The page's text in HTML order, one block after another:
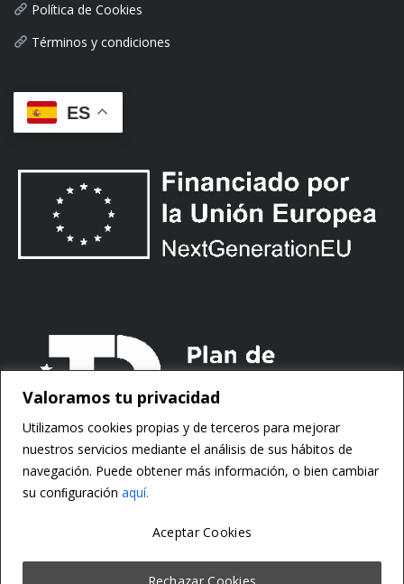
Valoramos tu privacidad
Utilizamos cookies propias y de terceros para mejorar
nuestros servicios mediante el análisis de sus hábitos de
navegación. Puede obtener más información, o bien cambiar
su conﬁguración aquí.
Rechazar Cookies
Aceptar Cookies
Política de Cookies
Términos y condiciones
ES